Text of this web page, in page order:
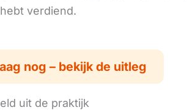
verdiend.
nog – bekijk de uitleg
uit de praktijk